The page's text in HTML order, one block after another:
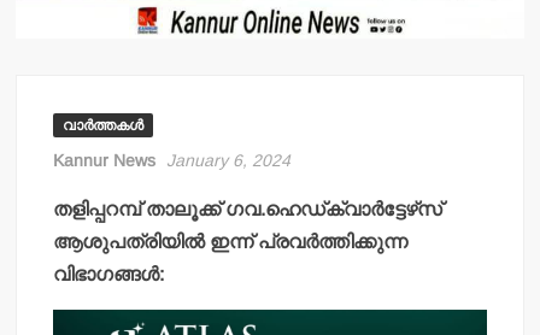
വാർത്തകൾ
Kannur News January 6, 2024
തളിപ്പറമ്പ് താലൂക്ക് ഗവ.ഹെഡ്ക്വാര്‍ട്ടേഴ്‌സ്
ആശുപത്രിയില്‍ ഇന്ന് പ്രവര്‍ത്തിക്കുന്ന
വിഭാഗങ്ങള്‍: